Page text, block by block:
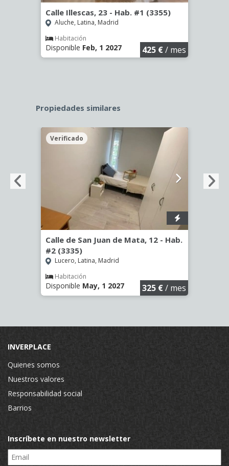
Calle Illescas, 23 - Hab. #1 (3355)
Aluche, Latina, Madrid
Habitación
Disponible Feb, 1 2027 425 €/ mes
Propiedades similares
Verificado
Calle de San Juan de Mata, 12 - Hab.
#2 (3335)
Lucero, Latina, Madrid
Habitación
Disponible May, 1 2027 325 €/ mes
INVERPLACE
Quienes somos
Nuestros valores
Responsabilidad social
Barrios
Inscríbete en nuestro newsletter
Email